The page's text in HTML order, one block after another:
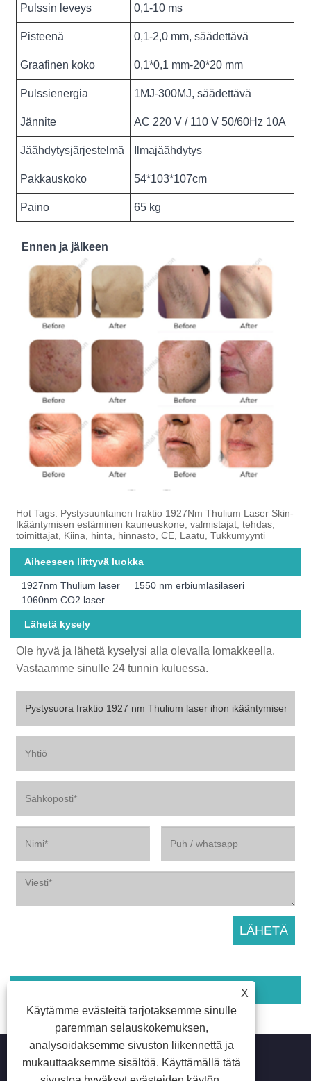
Pulssin leveys 0,1-10 ms
Pisteenä 0,1-2,0 mm, säädettävä
Graafinen koko 0,1*0,1 mm-20*20 mm
Pulssienergia 1MJ-300MJ, säädettävä
Jännite AC 220 V / 110 V 50/60Hz 10A
Jäähdytysjärjestelmä Ilmajäähdytys
Pakkauskoko 54*103*107cm
Paino 65 kg
Ennen ja jälkeen
Hot Tags: Pystysuuntainen fraktio 1927Nm Thulium Laser Skin-
Ikääntymisen estäminen kauneuskone, valmistajat, tehdas,
toimittajat, Kiina, hinta, hinnasto, CE, Laatu, Tukkumyynti
Aiheeseen liittyvä luokka
1927nm Thulium laser
1550 nm erbiumlasilaseri
1060nm CO2 laser
Lähetä kysely
Ole hyvä ja lähetä kyselysi alla olevalla lomakkeella.
Vastaamme sinulle 24 tunnin kuluessa.
X
Käytämme evästeitä tarjotaksemme sinulle
paremman selauskokemuksen,
analysoidaksemme sivuston liikennettä ja
mukauttaaksemme sisältöä. Käyttämällä tätä